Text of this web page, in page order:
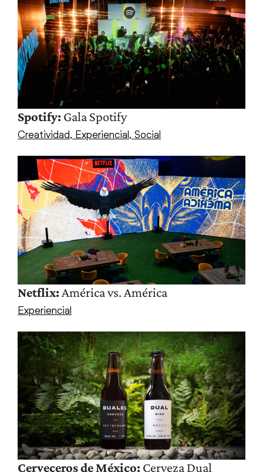
Spotify:Gala Spotify
Creatividad, Experiencial, Social
Netflix:América vs. América
Experiencial
Cerveceros de México:Cerveza Dual